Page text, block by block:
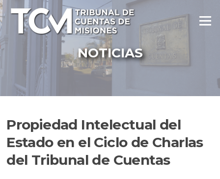
Ir
al
contenido
Menú
NOTICIAS
Propiedad Intelectual del
Estado en el Ciclo de Charlas
del Tribunal de Cuentas